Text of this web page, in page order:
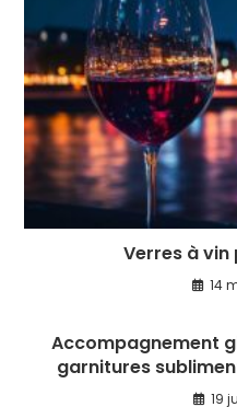
Verres à
14
Accompagnement
garnitures
19